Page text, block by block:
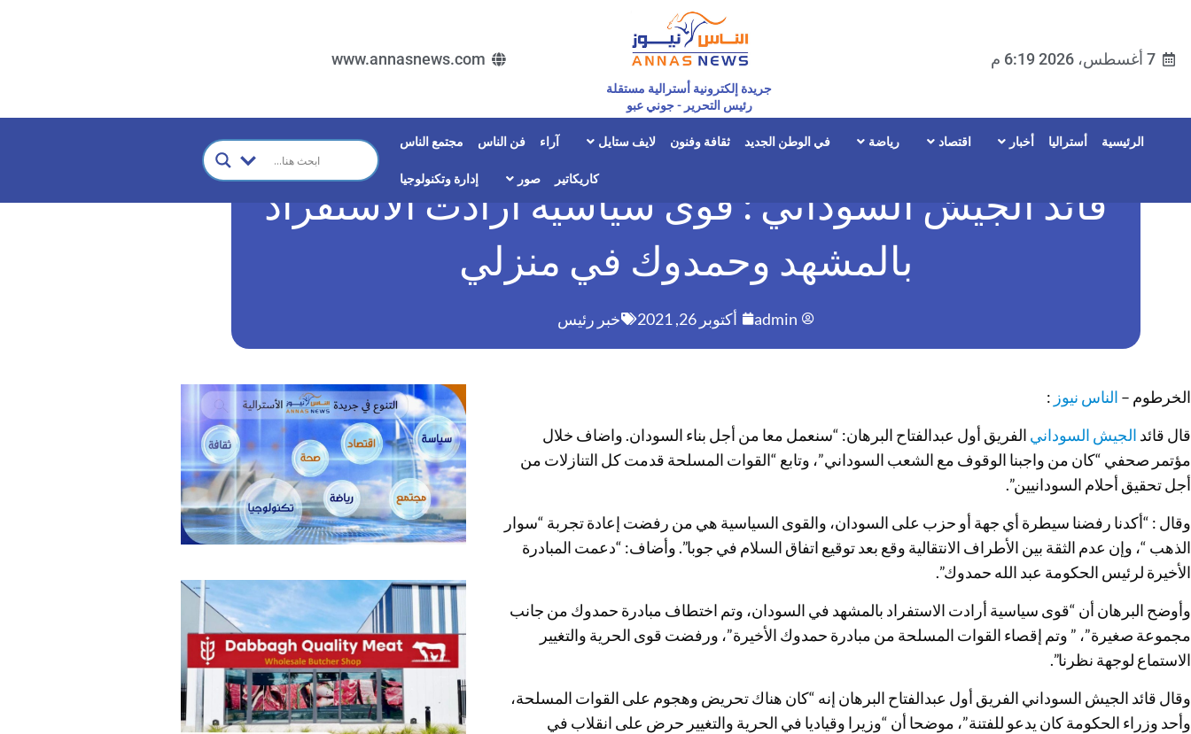
7 أغسطس، 2026 6:19 م
جريدة إلكترونية أسترالية مستقلة
رئيس التحرير - جوني عبو
www.annasnews.com
الرئيسية أستراليا أخبار اقتصاد رياضة في الوطن الجديد ثقافة وفنون لايف ستايل آراء فن الناس مجتمع الناس
كاريكاتير صور إدارة وتكنولوجيا
قائد الجيش السوداني : قوى سياسية أرادت الاستفراد
بالمشهد وحمدوك في منزلي
admin أكتوبر 26, 2021 خبر رئيس
الخرطوم – الناس نيوز :
قال قائد الجيش السوداني الفريق أول عبدالفتاح البرهان: “سنعمل معا من أجل بناء السودان. واضاف خلال
مؤتمر صحفي “كان من واجبنا الوقوف مع الشعب السوداني”، وتابع “القوات المسلحة قدمت كل التنازلات من
أجل تحقيق أحلام السودانيين”.
وقال : “أكدنا رفضنا سيطرة أي جهة أو حزب على السودان، والقوى السياسية هي من رفضت إعادة تجربة “سوار
الذهب “، وإن عدم الثقة بين الأطراف الانتقالية وقع بعد توقيع اتفاق السلام في جوبا”. وأضاف: “دعمت المبادرة
الأخيرة لرئيس الحكومة عبد الله حمدوك”.
وأوضح البرهان أن “قوى سياسية أرادت الاستفراد بالمشهد في السودان، وتم اختطاف مبادرة حمدوك من جانب
مجموعة صغيرة”، ” وتم إقصاء القوات المسلحة من مبادرة حمدوك الأخيرة”، ورفضت قوى الحرية والتغيير
الاستماع لوجهة نظرنا”.
وقال قائد الجيش السوداني الفريق أول عبدالفتاح البرهان إنه “كان هناك تحريض وهجوم على القوات المسلحة،
وأحد وزراء الحكومة كان يدعو للفتنة”، موضحا أن “وزيرا وقياديا في الحرية والتغيير حرض على انقلاب في